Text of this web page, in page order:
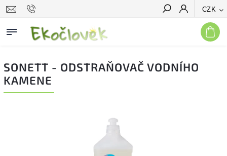
CZK
Hledat
SONETT - ODSTRAŇOVAČ VODNÍHO
KAMENE